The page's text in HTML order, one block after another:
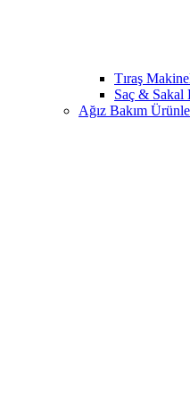
Tıraş
Saç & Sakal
Ağız Bakım